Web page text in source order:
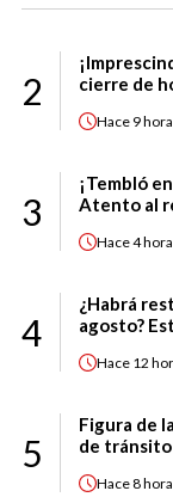
2
cierre de
Hace 9
3
¡Tembló
Atento al
Hace4
4
¿Habrá
agosto?
Hace 12
5
Figura de
de tránsito
Hace8